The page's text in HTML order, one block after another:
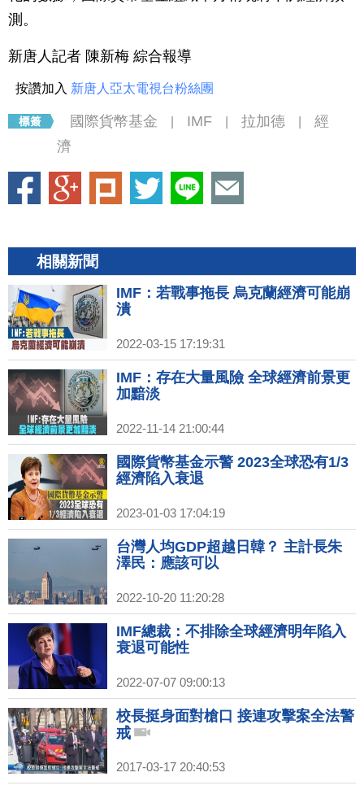
測。
新唐人記者 陳新梅 綜合報導
按讚加入 新唐人亞太電視台粉絲團
國際貨幣基金 IMF 拉加德
經
濟
相關新聞
IMF：若戰事拖長 烏克蘭經濟可能崩
潰
2022-03-15 17:19:31
IMF：存在大量風險 全球經濟前景更
加黯淡
2022-11-14 21:00:44
國際貨幣基金示警 2023全球恐有1/3
經濟陷入衰退
2023-01-03 17:04:19
台灣人均GDP超越日韓？ 主計長朱
澤民：應該可以
2022-10-20 11:20:28
IMF總裁：不排除全球經濟明年陷入
衰退可能性
2022-07-07 09:00:13
校長挺身面對槍口 接連攻擊案全法警
戒
2017-03-17 20:40:53